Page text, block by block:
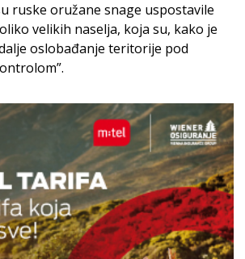
ruske oružane snage uspostavile
velikih naselja, koja su, kako je
oslobađanje teritorije pod